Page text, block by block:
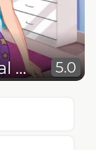
Olivia and Crystal Bff Real Makeover 5.0